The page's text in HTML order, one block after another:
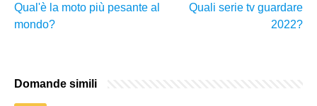
Qual'è la moto più pesante al
mondo?
Quali serie tv guardare
2022?
Domande simili